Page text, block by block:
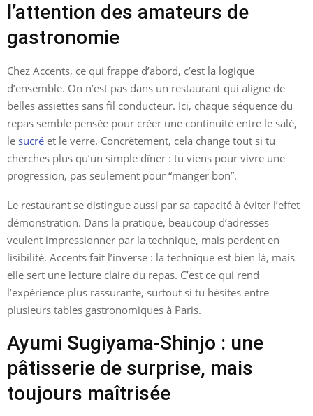
l’attention des amateurs de
gastronomie
Chez Accents, ce qui frappe d’abord, c’est la logique
d’ensemble. On n’est pas dans un restaurant qui aligne de
belles assiettes sans fil conducteur. Ici, chaque séquence du
repas semble pensée pour créer une continuité entre le salé,
le sucré et le verre. Concrètement, cela change tout si tu
cherches plus qu’un simple dîner : tu viens pour vivre une
progression, pas seulement pour “manger bon”.
Le restaurant se distingue aussi par sa capacité à éviter l’effet
démonstration. Dans la pratique, beaucoup d’adresses
veulent impressionner par la technique, mais perdent en
lisibilité. Accents fait l’inverse : la technique est bien là, mais
elle sert une lecture claire du repas. C’est ce qui rend
l’expérience plus rassurante, surtout si tu hésites entre
plusieurs tables gastronomiques à Paris.
Ayumi Sugiyama-Shinjo : une
pâtisserie de surprise, mais
toujours maîtrisée